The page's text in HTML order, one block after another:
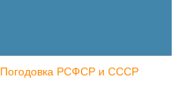
Погодовка РСФСР и СССР